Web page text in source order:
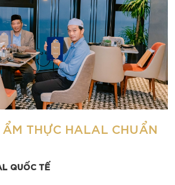
lượng dịch vụ, cải tiến trải nghiệm
mốc mới, Peninsula Hotel Danang
chân đáng giá cho mọi chuyến đi.
THỰC HALAL CHUẨN
QUỐC TẾ